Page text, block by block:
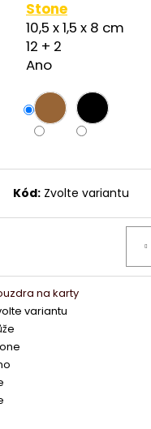
Stone
10,5 x 1,5 x 8 cm
12 + 2
Ano
Kód: Zvolte variantu
na karty
variantu